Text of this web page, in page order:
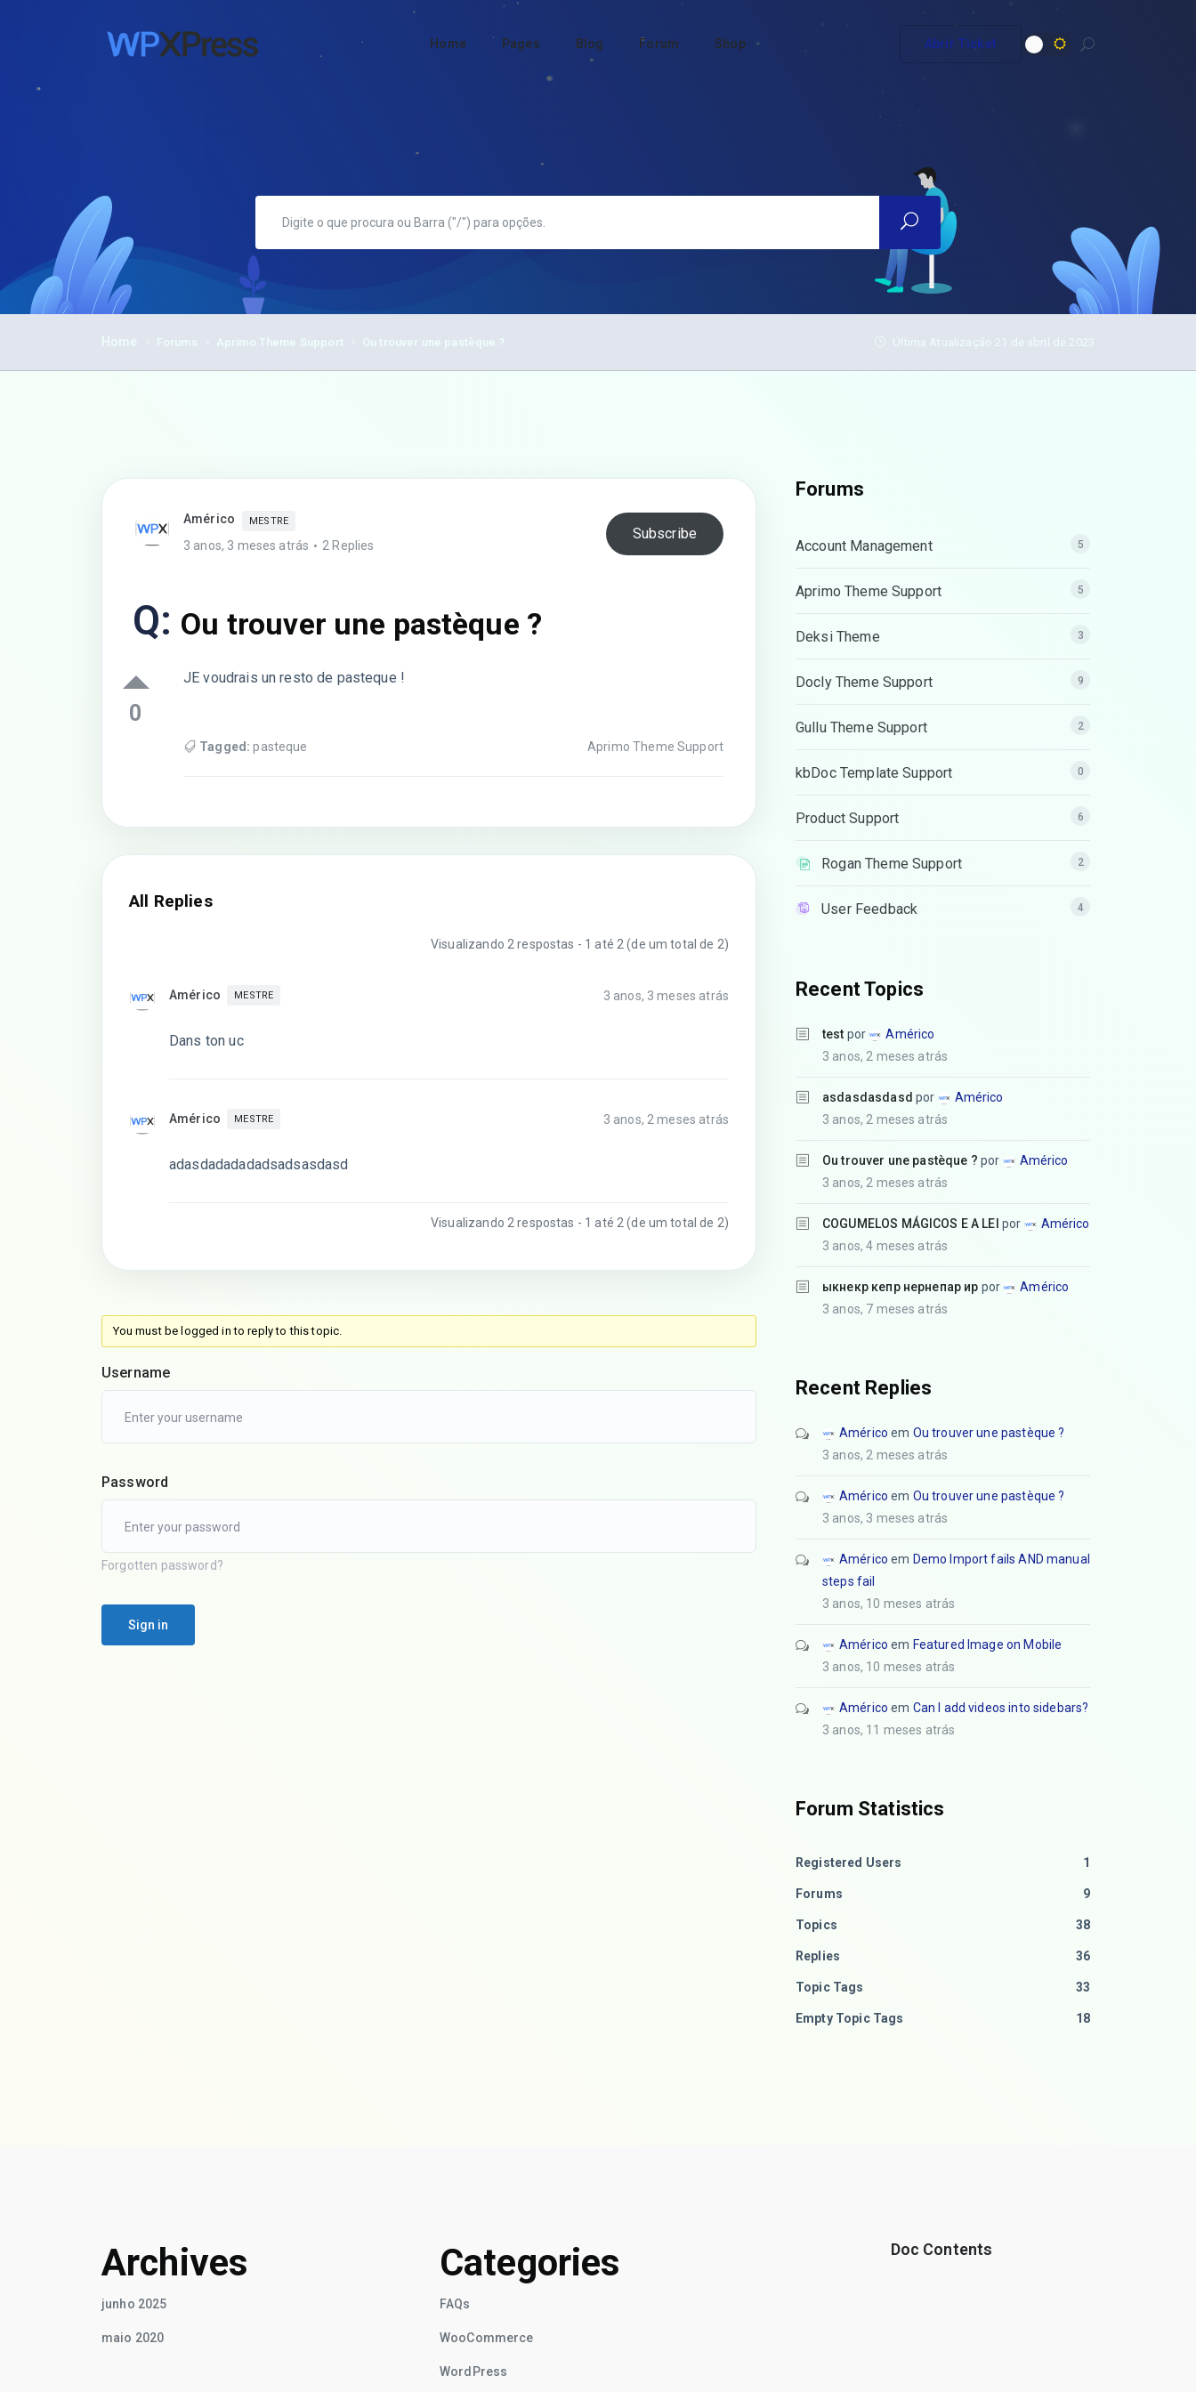
Home Pages Blog Forum Shop Abrir Ticket
Home Forums Aprimo Theme Support Ou trouver une pastèque ? Última Atualização 21 de abril de 2023
Américo MESTRE
3 anos, 3 meses atrás 2 Replies
Subscribe
Q: Ou trouver une pastèque ?
0
JE voudrais un resto de pasteque !
Tagged: pasteque Aprimo Theme Support
All Replies
Visualizando 2 respostas - 1 até 2 (de um total de 2)
Américo MESTRE 3 anos, 3 meses atrás
Dans ton uc
Américo MESTRE 3 anos, 2 meses atrás
adasdadadadadsadsasdasd
Visualizando 2 respostas - 1 até 2 (de um total de 2)
You must be logged in to reply to this topic.
Username
Password
Forgotten password?
Sign in
Forums
Account Management 5
Aprimo Theme Support 5
Deksi Theme 3
Docly Theme Support 9
Gullu Theme Support 2
kbDoc Template Support 0
Product Support 6
Rogan Theme Support 2
User Feedback 4
Recent Topics
test por
Américo
3 anos, 2 meses atrás
asdasdasdasd por
Américo
3 anos, 2 meses atrás
Ou trouver une pastèque ? por
Américo
3 anos, 2 meses atrás
COGUMELOS MÁGICOS E A LEI por
Américo
3 anos, 4 meses atrás
ыкнекр кепр нернепар ир por
Américo
3 anos, 7 meses atrás
Recent Replies
Américo em Ou trouver une pastèque ?
3 anos, 2 meses atrás
Américo em Ou trouver une pastèque ?
3 anos, 3 meses atrás
Américo em Demo Import fails AND manual
steps fail
3 anos, 10 meses atrás
Américo em Featured Image on Mobile
3 anos, 10 meses atrás
Américo em Can I add videos into sidebars?
3 anos, 11 meses atrás
Forum Statistics
Registered Users 1
Forums 9
Topics 38
Replies 36
Topic Tags 33
Empty Topic Tags 18
Archives
junho 2025
maio 2020
Categories
FAQs
WooCommerce
WordPress
Doc Contents